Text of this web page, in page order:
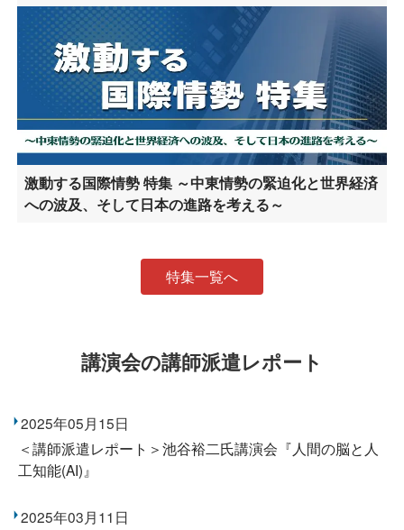
激動する国際情勢 特集 ～中東情勢の緊迫化と世界経済
への波及、そして日本の進路を考える～
特集一覧へ
講演会の講師派遣レポート
2025年05月15日
＜講師派遣レポート＞池谷裕二氏講演会『人間の脳と人
工知能(AI)』
2025年03月11日